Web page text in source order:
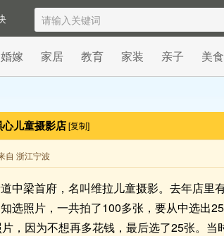
婚嫁 家居 教育 家装 亲子 美食
心儿童摄影店[复制]
自 浙江宁波
中梁首府，名叫维拉儿童摄影。去年店
选照片，一共拍了100多张，要从中选出
，因为不想再多花钱，最后选了25张。